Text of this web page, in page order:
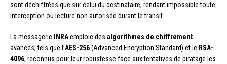
sont déchiffrées que sur celui du destinataire, rendant impossible toute
interception ou lecture non autorisée durant le transit.
La messagerie INRAemploie des algorithmes de chiffrement
avancés, tels que l’AES-256(Advanced Encryption Standard) et le RSA-
4096, reconnus pour leur robustesse face aux tentatives de piratage les